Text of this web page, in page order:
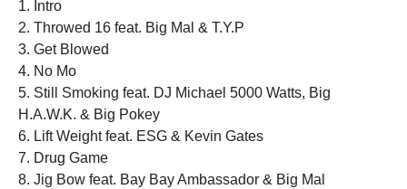
1. Intro
2. Throwed 16 feat. Big Mal & T.Y.P
3. Get Blowed
4. No Mo
5. Still Smoking feat. DJ Michael 5000 Watts, Big
H.A.W.K. & Big Pokey
6. Lift Weight feat. ESG & Kevin Gates
7. Drug Game
8. Jig Bow feat. Bay Bay Ambassador & Big Mal